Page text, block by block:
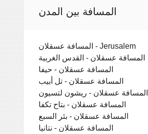
المسافة بين المدن
المسافة عسقلان - Jerusalem
المسافة عسقلان - القدس الغربية
المسافة عسقلان - حيفا
المسافة عسقلان - تل أبيب
المسافة عسقلان - ريشون لتسيون
المسافة عسقلان - بتاح تكفا
المسافة عسقلان - بئر السبع
المسافة عسقلان - نتانيا